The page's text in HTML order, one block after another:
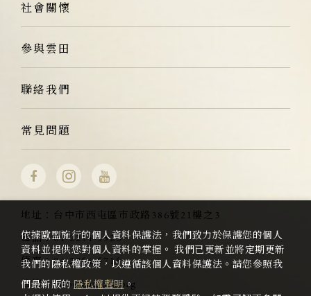
社會關懷
參與雲田
聯絡我們
常見問題
地址：
台中市西屯區市政路386號21樓之3
電話：04-2254-5523
傳真：04-2254-5715
信箱：info@kumota.org
依據歐盟施行的個人資料保護法，我們致力於保護您的個人
資料並提供您對個人資料的掌握。 我們已更新並將定期更新
我們的隱私權政策，以遵循該個人資料保護法。請您參照我
們最新版的隱私權聲明。